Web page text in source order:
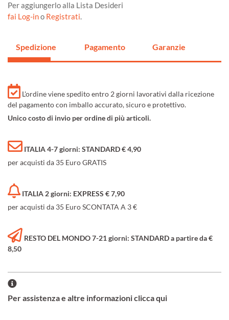
Per aggiungerlo alla Lista Desideri
fai Log-ino Registrati.
Spedizione Pagamento Garanzie
L'ordine viene spedito entro 2 giorni lavorativi dalla ricezione
del pagamento con imballo accurato, sicuro e protettivo.
Unico costo di invio per ordine di più articoli.
ITALIA 4-7 giorni: STANDARD € 4,90
per acquisti da 35 Euro GRATIS
ITALIA 2 giorni: EXPRESS € 7,90
per acquisti da 35 Euro SCONTATA A 3 €
RESTO DEL MONDO 7-21 giorni: STANDARD a partire da €
8,50
Per assistenza e altre informazioni clicca qui